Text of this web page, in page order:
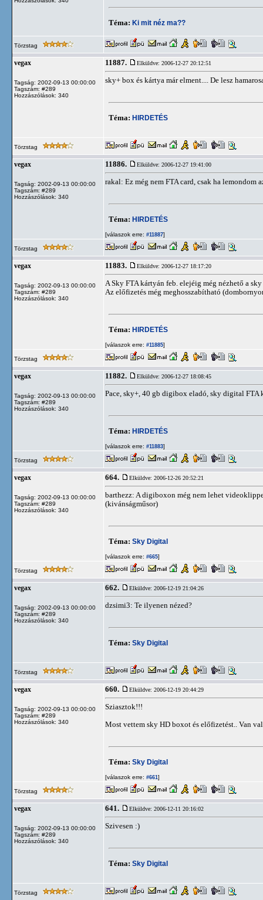
Téma: Ki mit néz ma??
Törzstag
vegax
Tagság: 2002-09-13 00:00:00
Tagszám: #289
Hozzászólások: 340
11887. Elküldve: 2006-12-27 20:12:51
sky+ box és kártya már elment.... De lesz
Téma: HIRDETÉS
Törzstag
vegax
Tagság: 2002-09-13 00:00:00
Tagszám: #289
Hozzászólások: 340
11886. Elküldve: 2006-12-27 19:41:00
rakal: Ez még nem FTA card, csak ha lemondom
Téma: HIRDETÉS
[válaszok erre: #11887]
Törzstag
vegax
Tagság: 2002-09-13 00:00:00
Tagszám: #289
Hozzászólások: 340
11883. Elküldve: 2006-12-27 18:17:20
A Sky FTA kártyán feb. elejéig még nézhető a
Az előfizetés még meghosszabítható
Téma: HIRDETÉS
[válaszok erre: #11885]
Törzstag
vegax
Tagság: 2002-09-13 00:00:00
Tagszám: #289
Hozzászólások: 340
11882. Elküldve: 2006-12-27 18:08:45
Pace, sky+, 40 gb digibox eladó, sky digital FTA
Téma: HIRDETÉS
[válaszok erre: #11883]
Törzstag
vegax
Tagság: 2002-09-13 00:00:00
Tagszám: #289
Hozzászólások: 340
664. Elküldve: 2006-12-26 20:52:21
barthezz: A digiboxon még nem lehet
(kivánságműsor)
Téma: Sky Digital
[válaszok erre: #665]
Törzstag
vegax
Tagság: 2002-09-13 00:00:00
Tagszám: #289
Hozzászólások: 340
662. Elküldve: 2006-12-19 21:04:26
dzsimi3: Te ilyenen nézed?
Téma: Sky Digital
Törzstag
vegax
Tagság: 2002-09-13 00:00:00
Tagszám: #289
Hozzászólások: 340
660. Elküldve: 2006-12-19 20:44:29
Sziasztok!!!
Most vettem sky HD boxot és előfizetést.. Van
Téma: Sky Digital
[válaszok erre: #661]
Törzstag
vegax
Tagság: 2002-09-13 00:00:00
Tagszám: #289
Hozzászólások: 340
641. Elküldve: 2006-12-11 20:16:02
Szivesen :)
Téma: Sky Digital
Törzstag